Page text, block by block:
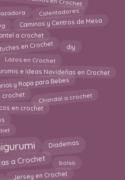
Calentadores
Caminos y Centros de Mesa
a crochet
en Crochet diy
Lazos en Crochet
e Ideas Navideñas en Crochet
y Ropa para Bebes
crochet Chandal a crochet
en crochet
Diademas
a Crochet bolso
Jersey en Crochet